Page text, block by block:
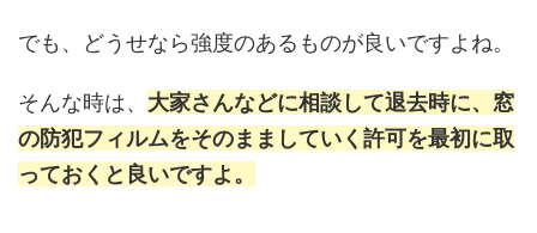
でも、どうせなら強度のあるものが良いですよね。
そんな時は、 大家さんなどに相談して退去時に、窓
の防犯フィルムをそのまましていく許可を最初に取
っておくと良いですよ。